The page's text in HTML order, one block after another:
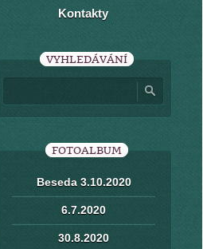
Kontakty
VYHLEDÁVÁNÍ
FOTOALBUM
Beseda 3.10.2020
6.7.2020
30.8.2020